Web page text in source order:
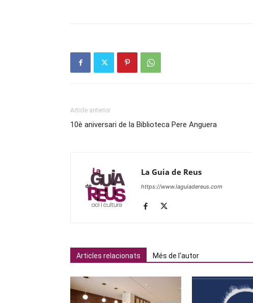
Article anterior
10è aniversari de la Biblioteca Pere Anguera
La Guia de Reus
https://www.laguiadereus.com
Articles relacionats Més de l'autor